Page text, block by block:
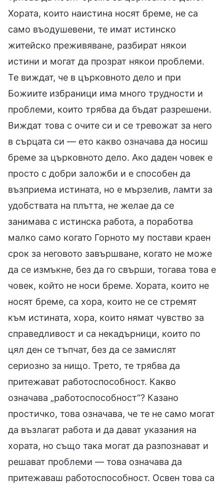
Хората, които наистина носят бреме, не са
само въодушевени, те имат истинско
житейско преживяване, разбират някои
истини и могат да прозрат някои проблеми.
Те виждат, че в църковното дело и при
Божиите избраници има много трудности и
проблеми, които трябва да бъдат разрешени.
Виждат това с очите си и се тревожат за него
в сърцата си — ето какво означава да носиш
бреме за църковното дело. Ако даден човек е
просто с добри заложби и е способен да
възприема истината, но е мързелив, ламти за
удобствата на плътта, не желае да се
занимава с истинска работа, а поработва
малко само когато Горното му постави краен
срок за неговото завършване, когато не може
да се измъкне, без да го свърши, тогава това е
човек, който не носи бреме. Хората, които не
носят бреме, са хора, които не се стремят
към истината, хора, които нямат чувство за
справедливост и са некадърници, които по
цял ден се тъпчат, без да се замислят
сериозно за нищо. Трето, те трябва да
притежават работоспособност. Какво
означава „работоспособност“? Казано
простичко, това означава, че те не само могат
да възлагат работа и да дават указания на
хората, но също така могат да разпознават и
решават проблеми — това означава да
притежаваш работоспособност. Освен това са